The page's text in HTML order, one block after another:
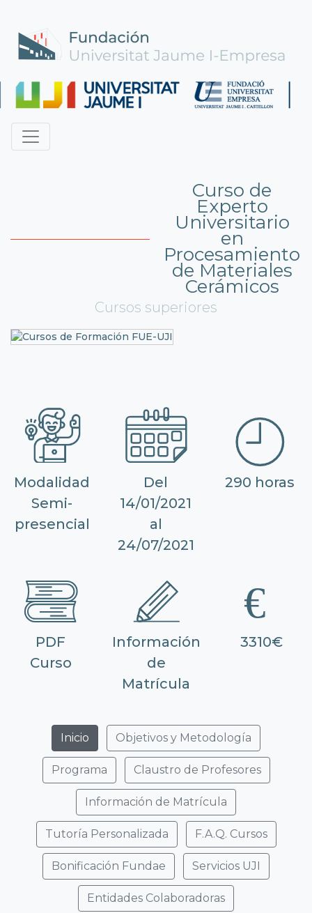
Curso de
Experto
Universitario
en
Procesamiento
de Materiales
Cerámicos
Cursos superiores
Modalidad
Semi-
presencial
Del
14/01/2021
al
24/07/2021
290 horas
PDF
Curso
Información
de
Matrícula
3310€
Inicio Objetivos y Metodología
Programa Claustro de Profesores
Información de Matrícula
Tutoría Personalizada F.A.Q. Cursos
Bonificación Fundae Servicios UJI
Entidades Colaboradoras